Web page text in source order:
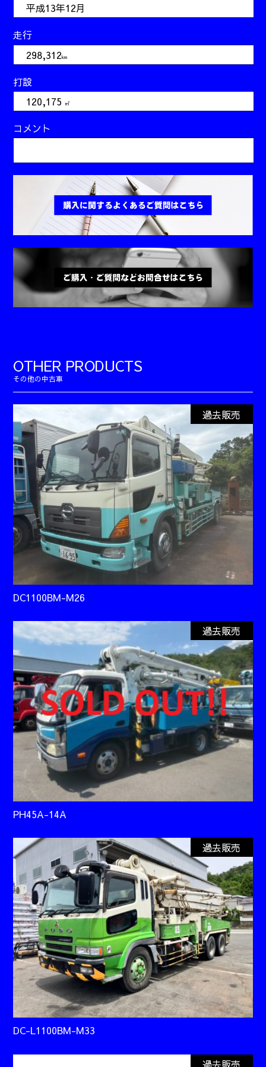
平成13年12月
走行
298,312km
打設
120,175
㎥
コメント
OTHER PRODUCTS
過去販売
DC1100BM-M26
過去販売
PH45A-14A
過去販売
DC-L1100BM-M33
過去販売